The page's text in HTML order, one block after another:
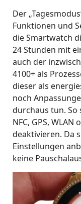
Der
Funktionen und
die Smartwatch
24 Stunden mit
auch der
4100+ als
dieser als
noch
durchaus tun. So
NFC, GPS,
deaktivieren. Da
Einstellungen
keine